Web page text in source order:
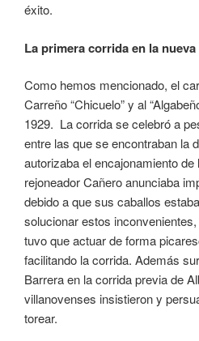
éxito.
La primera corrida en la
Como hemos mencionado, el
Carreño “Chicuelo” y al
1929. La corrida se celebró a
entre las que se encontraban la
autorizaba el encajonamiento
rejoneador Cañero anunciaba
debido a que sus caballos
solucionar estos
tuvo que actuar de forma
facilitando la corrida. Además
Barrera en la corrida previa de
villanovenses insistieron y
torear.